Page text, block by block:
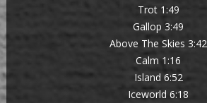
Trot 1:49
Gallop 3:49
Above The Skies 3:42
Calm 1:16
Island 6:52
Iceworld 6:18